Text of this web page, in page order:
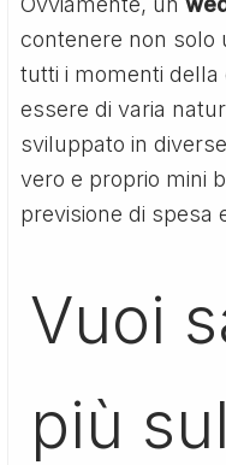
contenere non solo
tutti i momenti della
essere di varia
sviluppato in
vero e proprio mini
previsione di spesa
Vuoi
più